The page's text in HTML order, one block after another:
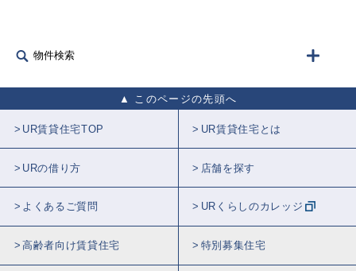
物件検索
このページの先頭へ
UR賃貸住宅TOP UR賃貸住宅とは
URの借り方 店舗を探す
よくあるご質問 URくらしのカレッジ
高齢者向け賃貸住宅 特別募集住宅